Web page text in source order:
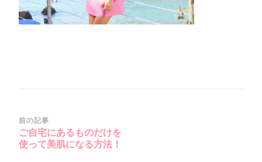
ト
投
稿
前の記事
ご自宅にあるものだけを
使って美肌になる方法！